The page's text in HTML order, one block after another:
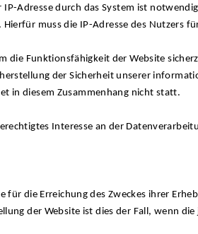
Adresse durch das System ist
muss die IP-Adresse des Nutzers
die Funktionsfähigkeit der Website
der Sicherheit unserer
in diesem Zusammenhang nicht statt.
Interesse an der
für die Erreichung des Zweckes ihrer
der Website ist dies der Fall, wenn